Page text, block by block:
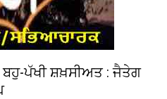
ਪੱਖੀ ਸ਼ਖ਼ਸੀਅਤ : ਜੈਤੇਗ